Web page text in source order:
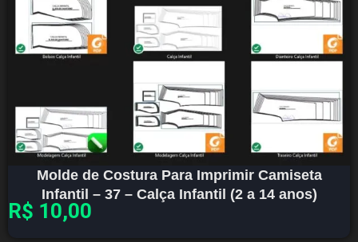
Molde de Costura Para Imprimir Camiseta
Infantil – 37 – Calça Infantil (2 a 14 anos)
R$ 10,00